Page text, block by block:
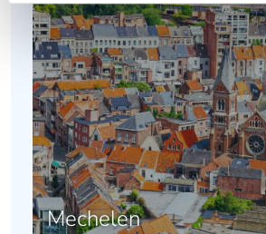
Mechelen